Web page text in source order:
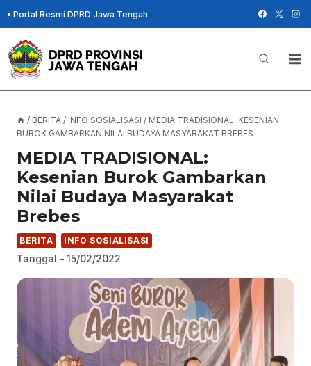
Skip
to
content
• Portal Resmi DPRD Jawa Tengah
/ BERITA / INFO SOSIALISASI / MEDIA TRADISIONAL: KESENIAN
BUROK GAMBARKAN NILAI BUDAYA MASYARAKAT BREBES
MEDIA TRADISIONAL:
Kesenian Burok Gambarkan
Nilai Budaya Masyarakat
Brebes
BERITA INFO SOSIALISASI
Tanggal - 15/02/2022